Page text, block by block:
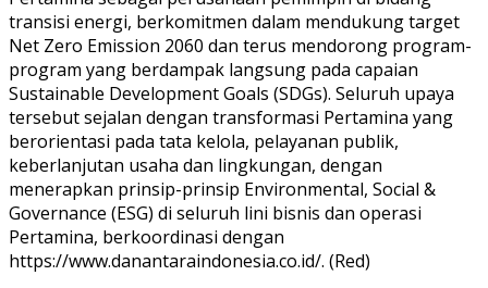
transisi energi, berkomitmen dalam mendukung target
Net Zero Emission 2060 dan terus mendorong program-
program yang berdampak langsung pada capaian
Sustainable Development Goals (SDGs). Seluruh upaya
tersebut sejalan dengan transformasi Pertamina yang
berorientasi pada tata kelola, pelayanan publik,
keberlanjutan usaha dan lingkungan, dengan
menerapkan prinsip-prinsip Environmental, Social &
Governance (ESG) di seluruh lini bisnis dan operasi
Pertamina, berkoordinasi dengan
https://www.danantaraindonesia.co.id/. (Red)